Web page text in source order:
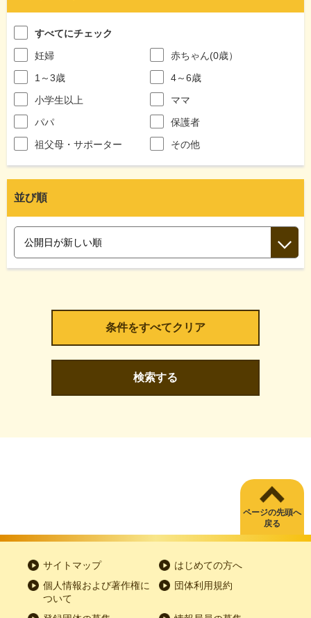
すべてにチェック
妊婦
赤ちゃん(0歳）
1～3歳
4～6歳
小学生以上
ママ
パパ
保護者
祖父母・サポーター
その他
並び順
検索する
ページの先頭へ
戻る
サイトマップ
はじめての方へ
個人情報および著作権に
ついて
団体利用規約